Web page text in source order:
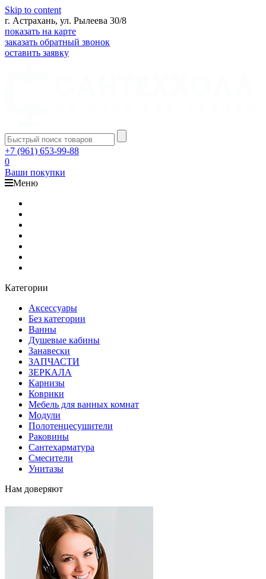
Skip to content
г. Астрахань, ул. Рылеева 30/8
показать на карте
заказать обратный звонок
оставить заявку
+7 (961) 653-99-88
0
Ваши покупки
Меню
Категории
Аксессуары
Без категории
Ванны
Душевые кабины
Занавески
ЗАПЧАСТИ
ЗЕРКАЛА
Карнизы
Коврики
Мебель для ванных комнат
Модули
Полотенцесушители
Раковины
Сантехарматура
Смесители
Унитазы
Нам доверяют